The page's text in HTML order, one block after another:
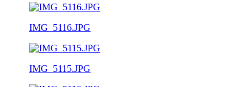
IMG_5116.JPG
IMG_5115.JPG